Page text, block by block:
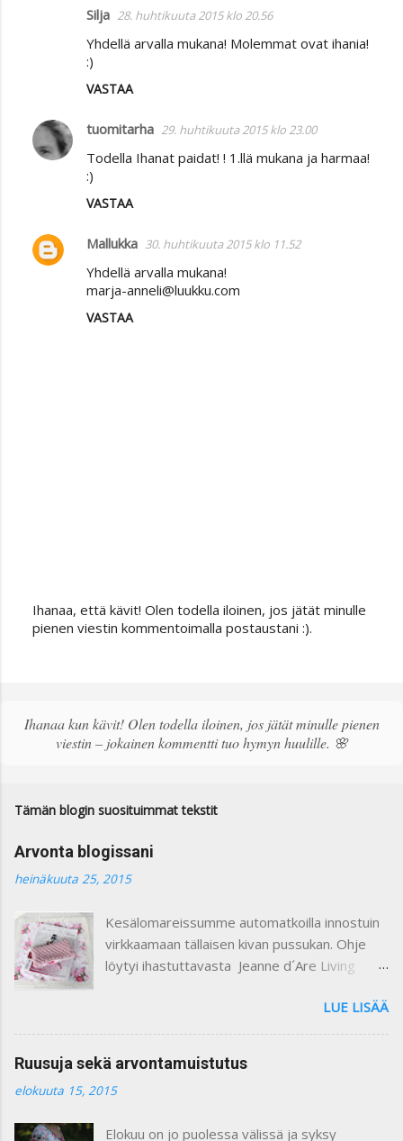
Silja 28. huhtikuuta 2015 klo 20.56
Yhdellä arvalla mukana! Molemmat ovat ihania!
:)
VASTAA
tuomitarha 29. huhtikuuta 2015 klo 23.00
Todella Ihanat paidat! ! 1.llä mukana ja harmaa!
:)
VASTAA
Mallukka 30. huhtikuuta 2015 klo 11.52
Yhdellä arvalla mukana!
marja-anneli@luukku.com
VASTAA
L
ä
e
t
t
i
Ihanaa, että kävit! Olen todella iloinen, jos jätät minulle
pienen viestin kommentoimalla postaustani :).
Ihanaa kun kävit! Olen todella iloinen, jos jätät minulle pienen
viestin – jokainen kommentti tuo hymyn huulille. 🌸
Tämän blogin suosituimmat tekstit
Arvonta blogissani
heinäkuuta 25, 2015
Kesälomareissumme automatkoilla innostuin
virkkaamaan tällaisen kivan pussukan. Ohje
löytyi ihastuttavasta Jeanne d´Are Living
lehtien sisustusjutut ovat todella ihastuttavia
ja niin kauniita. Lehdistä löytyy niin paljon
kaikkea mitä voi itse tehdä ja mielikuvitusta
käyttäen keksiä oman kodin kaunistukseksi.
Paljon on tullutkin ostettua näitä lehtiä :) Yllä
LUE LISÄÄ
Ruusuja sekä arvontamuistutus
elokuuta 15, 2015
Elokuu on jo puolessa välissä ja syksy